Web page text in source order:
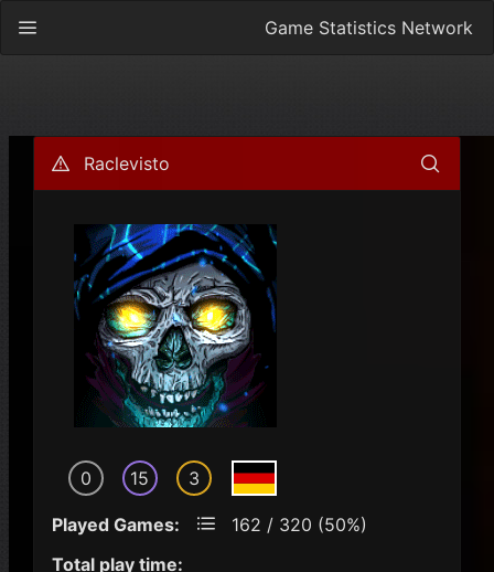
Game Statistics Network
Raclevisto
0 15 3
Played Games:
162 / 320 (50%)
Total play time: